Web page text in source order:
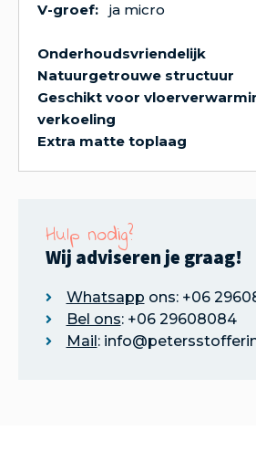
V-groef:
ja micro
Onderhoudsvriendelijk
Natuurgetrouwe structuur
Geschikt voor
verkoeling
Extra matte toplaag
Hulp nodig?
Wij adviseren je graag!
Whatsapp ons: +06
Bel ons: +06 29608084
Mail: